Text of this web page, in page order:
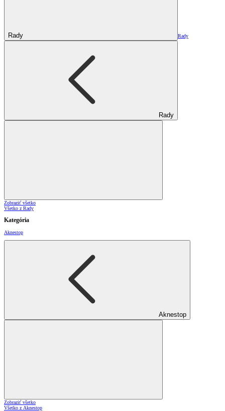
Rady Rady
Rady
Zobraziť všetko
Všetko z Rady
Kategória
Aknestop
Aknestop
Zobraziť všetko
Všetko z Aknestop